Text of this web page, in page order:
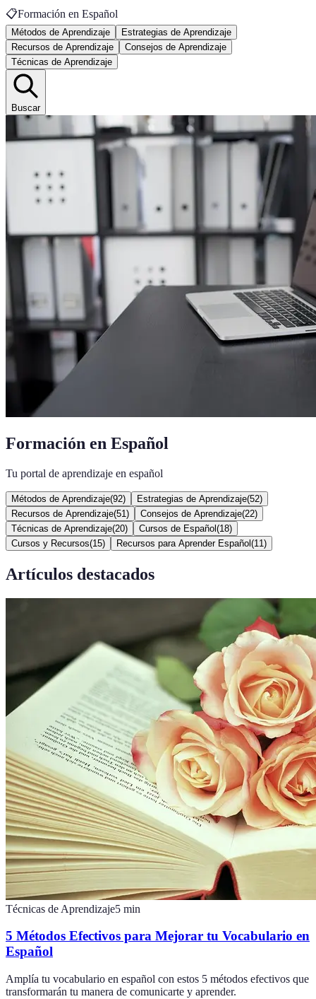
📋Formación en Español
Métodos de Aprendizaje
Estrategias de Aprendizaje
Recursos de Aprendizaje
Consejos de Aprendizaje
Técnicas de Aprendizaje
Buscar
Formación en Español
Tu portal de aprendizaje en español
Métodos de Aprendizaje(92) Estrategias de Aprendizaje(52)
Recursos de Aprendizaje(51 ) Consejos de Aprendizaje(22)
Técnicas de Aprendizaje(20) Cursos de Español (18)
Cursos y Recursos(15) Recursos para Aprender Español (11 )
Artículos destacados
Técnicas de Aprendizaje5 min
5 Métodos Efectivos para Mejorar tu Vocabulario en
Español
Amplía tu vocabulario en español con estos 5 métodos efectivos que
transformarán tu manera de comunicarte y aprender.